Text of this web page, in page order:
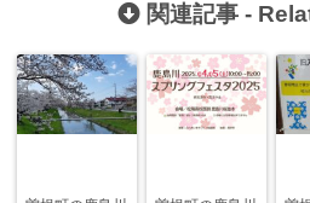
関連記事 -